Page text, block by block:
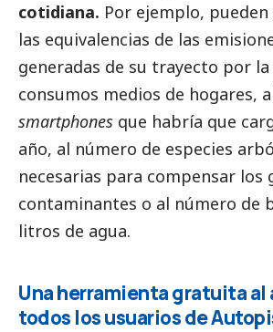
cotidiana. Por ejemplo,
las equivalencias de las
generadas de su trayecto por
consumos medios de hogares,
smartphones que habría que
año, al número de especies
necesarias para compensar los
contaminantes o al número de
litros de agua.
Una herramienta gratuita al
todos los usuarios de